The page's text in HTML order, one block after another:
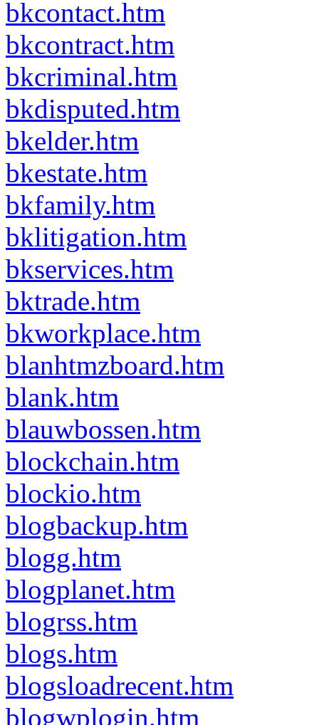
bkcontact.htm
bkcontract.htm
bkcriminal.htm
bkdisputed.htm
bkelder.htm
bkestate.htm
bkfamily.htm
bklitigation.htm
bkservices.htm
bktrade.htm
bkworkplace.htm
blanhtmzboard.htm
blank.htm
blauwbossen.htm
blockchain.htm
blockio.htm
blogbackup.htm
blogg.htm
blogplanet.htm
blogrss.htm
blogs.htm
blogsloadrecent.htm
blogwplogin.htm